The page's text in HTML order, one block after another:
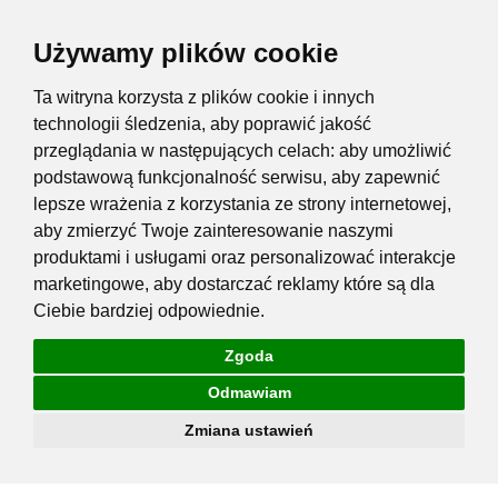
Używamy plików cookie
Ta witryna korzysta z plików cookie i innych
technologii śledzenia, aby poprawić jakość
przeglądania w następujących celach: aby umożliwić
podstawową funkcjonalność serwisu, aby zapewnić
lepsze wrażenia z korzystania ze strony internetowej,
aby zmierzyć Twoje zainteresowanie naszymi
produktami i usługami oraz personalizować interakcje
marketingowe, aby dostarczać reklamy które są dla
Ciebie bardziej odpowiednie.
Zgoda
Odmawiam
Zmiana ustawień